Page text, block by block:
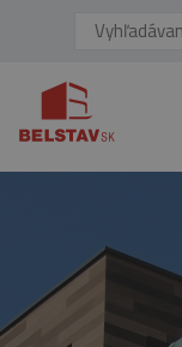
Vyhľadávanie: